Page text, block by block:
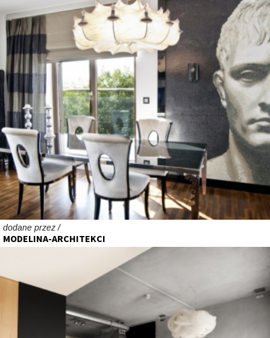
dodane przez /
MODELINA-ARCHITEKCI